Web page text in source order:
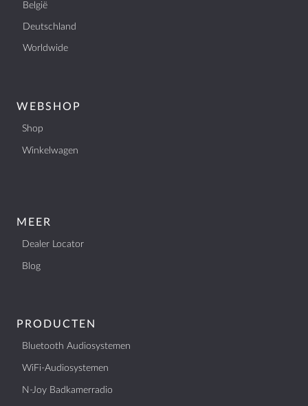
België
Deutschland
Worldwide
WEBSHOP
Shop
Winkelwagen
MEER
Dealer Locator
Blog
PRODUCTEN
Bluetooth Audiosystemen
WiFi-Audiosystemen
N-Joy Badkamerradio